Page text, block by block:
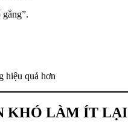
KHÓ LÀM ÍT LẠI